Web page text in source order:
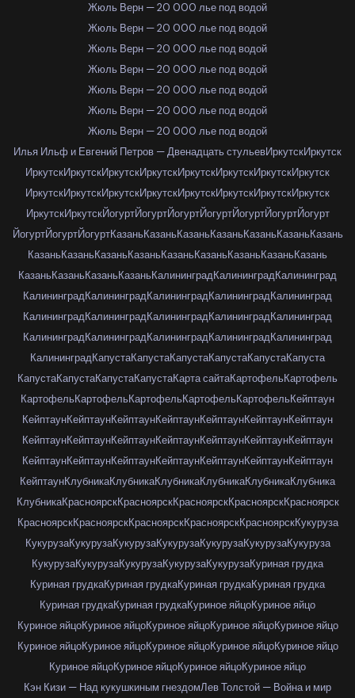
Жюль Верн — 20 000 лье под водой
Жюль Верн — 20 000 лье под водой
Жюль Верн — 20 000 лье под водой
Жюль Верн — 20 000 лье под водой
Жюль Верн — 20 000 лье под водой
Жюль Верн — 20 000 лье под водой
Жюль Верн — 20 000 лье под водой
Илья Ильф и Евгений Петров — Двенадцать стульевИркутскИркутск
ИркутскИркутскИркутскИркутскИркутскИркутскИркутскИркутск
ИркутскИркутскИркутскИркутскИркутскИркутскИркутскИркутск
ИркутскИркутскЙогуртЙогуртЙогуртЙогуртЙогуртЙогуртЙогурт
ЙогуртЙогуртЙогуртКазаньКазаньКазаньКазаньКазаньКазаньКазань
КазаньКазаньКазаньКазаньКазаньКазаньКазаньКазаньКазань
КазаньКазаньКазаньКазаньКалининградКалининградКалининград
КалининградКалининградКалининградКалининградКалининград
КалининградКалининградКалининградКалининградКалининград
КалининградКалининградКалининградКалининградКалининград
КалининградКапустаКапустаКапустаКапустаКапустаКапуста
КапустаКапустаКапустаКапустаКарта сайтаКартофельКартофель
КартофельКартофельКартофельКартофельКартофельКейптаун
КейптаунКейптаунКейптаунКейптаунКейптаунКейптаунКейптаун
КейптаунКейптаунКейптаунКейптаунКейптаунКейптаунКейптаун
КейптаунКейптаунКейптаунКейптаунКейптаунКейптаунКейптаун
КейптаунКлубникаКлубникаКлубникаКлубникаКлубникаКлубника
КлубникаКрасноярскКрасноярскКрасноярскКрасноярскКрасноярск
КрасноярскКрасноярскКрасноярскКрасноярскКрасноярскКукуруза
КукурузаКукурузаКукурузаКукурузаКукурузаКукурузаКукуруза
КукурузаКукурузаКукурузаКукурузаКукурузаКуриная грудка
Куриная грудкаКуриная грудкаКуриная грудкаКуриная грудка
Куриная грудкаКуриная грудкаКуриное яйцоКуриное яйцо
Куриное яйцоКуриное яйцоКуриное яйцоКуриное яйцоКуриное яйцо
Куриное яйцоКуриное яйцоКуриное яйцоКуриное яйцоКуриное яйцо
Куриное яйцоКуриное яйцоКуриное яйцоКуриное яйцо
Кэн Кизи — Над кукушкиным гнездомЛев Толстой — Война и мир